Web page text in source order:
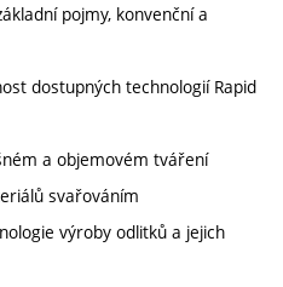
pojmy, konvenční a
dostupných technologií Rapid
a objemovém tváření
svařováním
výroby odlitků a jejich